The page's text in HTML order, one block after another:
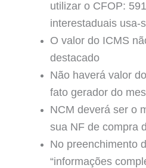
utilizar o CFOP:
interestaduais usa-
O valor do ICMS
destacado
Não haverá valor
fato gerador do
NCM deverá ser o
sua NF de compra
No preenchimento
“informações